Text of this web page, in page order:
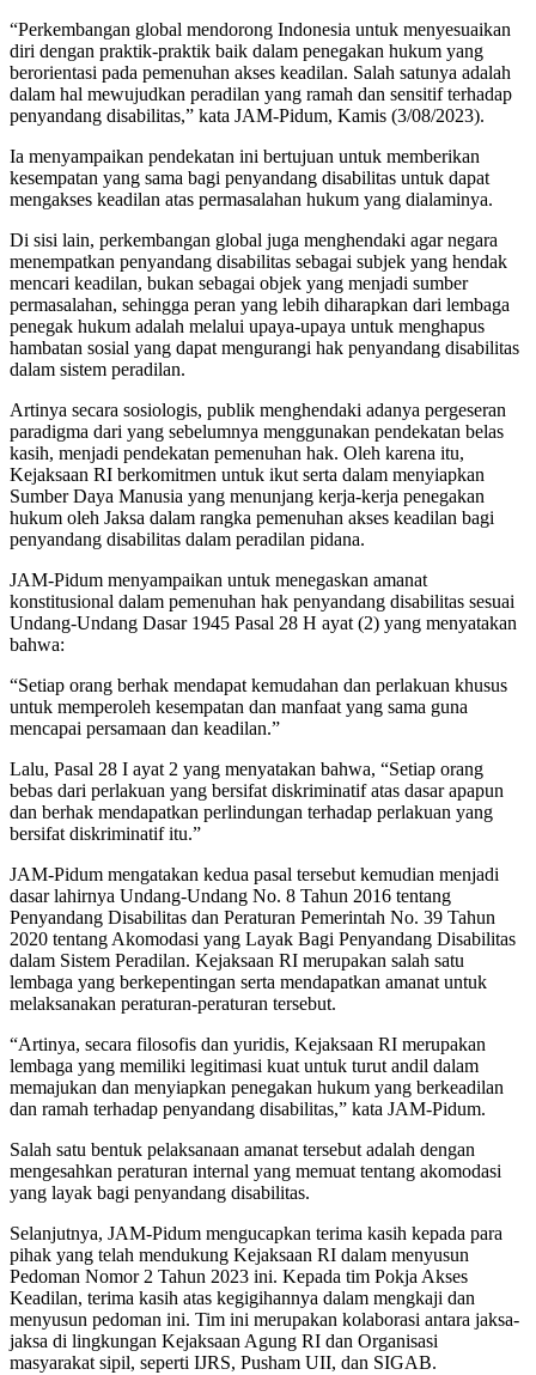
“Perkembangan global mendorong Indonesia untuk menyesuaikan
diri dengan praktik-praktik baik dalam penegakan hukum yang
berorientasi pada pemenuhan akses keadilan. Salah satunya adalah
dalam hal mewujudkan peradilan yang ramah dan sensitif terhadap
penyandang disabilitas,” kata JAM-Pidum, Kamis (3/08/2023).
Ia menyampaikan pendekatan ini bertujuan untuk memberikan
kesempatan yang sama bagi penyandang disabilitas untuk dapat
mengakses keadilan atas permasalahan hukum yang dialaminya.
Di sisi lain, perkembangan global juga menghendaki agar negara
menempatkan penyandang disabilitas sebagai subjek yang hendak
mencari keadilan, bukan sebagai objek yang menjadi sumber
permasalahan, sehingga peran yang lebih diharapkan dari lembaga
penegak hukum adalah melalui upaya-upaya untuk menghapus
hambatan sosial yang dapat mengurangi hak penyandang disabilitas
dalam sistem peradilan.
Artinya secara sosiologis, publik menghendaki adanya pergeseran
paradigma dari yang sebelumnya menggunakan pendekatan belas
kasih, menjadi pendekatan pemenuhan hak. Oleh karena itu,
Kejaksaan RI berkomitmen untuk ikut serta dalam menyiapkan
Sumber Daya Manusia yang menunjang kerja-kerja penegakan
hukum oleh Jaksa dalam rangka pemenuhan akses keadilan bagi
penyandang disabilitas dalam peradilan pidana.
JAM-Pidum menyampaikan untuk menegaskan amanat
konstitusional dalam pemenuhan hak penyandang disabilitas sesuai
Undang-Undang Dasar 1945 Pasal 28 H ayat (2) yang menyatakan
bahwa:
“Setiap orang berhak mendapat kemudahan dan perlakuan khusus
untuk memperoleh kesempatan dan manfaat yang sama guna
mencapai persamaan dan keadilan.”
Lalu, Pasal 28 I ayat 2 yang menyatakan bahwa, “Setiap orang
bebas dari perlakuan yang bersifat diskriminatif atas dasar apapun
dan berhak mendapatkan perlindungan terhadap perlakuan yang
bersifat diskriminatif itu.”
JAM-Pidum mengatakan kedua pasal tersebut kemudian menjadi
dasar lahirnya Undang-Undang No. 8 Tahun 2016 tentang
Penyandang Disabilitas dan Peraturan Pemerintah No. 39 Tahun
2020 tentang Akomodasi yang Layak Bagi Penyandang Disabilitas
dalam Sistem Peradilan. Kejaksaan RI merupakan salah satu
lembaga yang berkepentingan serta mendapatkan amanat untuk
melaksanakan peraturan-peraturan tersebut.
“Artinya, secara filosofis dan yuridis, Kejaksaan RI merupakan
lembaga yang memiliki legitimasi kuat untuk turut andil dalam
memajukan dan menyiapkan penegakan hukum yang berkeadilan
dan ramah terhadap penyandang disabilitas,” kata JAM-Pidum.
Salah satu bentuk pelaksanaan amanat tersebut adalah dengan
mengesahkan peraturan internal yang memuat tentang akomodasi
yang layak bagi penyandang disabilitas.
Selanjutnya, JAM-Pidum mengucapkan terima kasih kepada para
pihak yang telah mendukung Kejaksaan RI dalam menyusun
Pedoman Nomor 2 Tahun 2023 ini. Kepada tim Pokja Akses
Keadilan, terima kasih atas kegigihannya dalam mengkaji dan
menyusun pedoman ini. Tim ini merupakan kolaborasi antara jaksa-
jaksa di lingkungan Kejaksaan Agung RI dan Organisasi
masyarakat sipil, seperti IJRS, Pusham UII, dan SIGAB.